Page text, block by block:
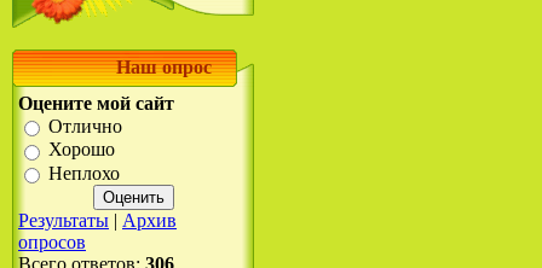
Наш опрос
Оцените мой сайт
Отлично
Хорошо
Неплохо
Результаты | Архив
опросов
Всего ответов: 306